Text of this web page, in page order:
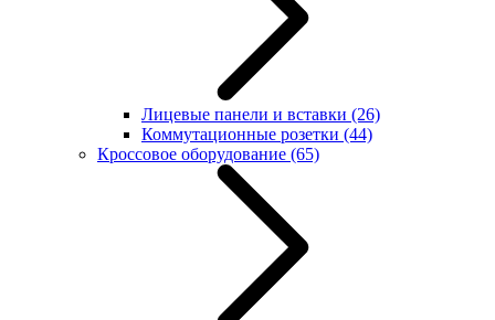
Лицевые панели и вставки (26)
Коммутационные розетки (44)
Кроссовое оборудование (65)